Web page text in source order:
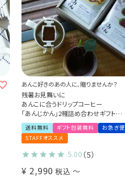
あんこ好きのあの人に、贈りませんか？
残暑お見舞いに
あんこに合うドリップコーヒー
「あんじかん」2種詰め合わせギフト
（2種10袋 / 2種20袋）
粒あんに合う珈琲
こしあんに合う珈琲
送料無料 ギフト包装無料
お急ぎ便
STAFFオススメ
5.00 （5）
¥ 2,990 税込 〜